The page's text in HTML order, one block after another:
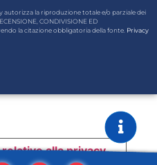
autorizza la riproduzione totale e/o parziale dei
CONDIVISIONE ED
la citazione obbligatoria della fonte. Privacy
alla privacy